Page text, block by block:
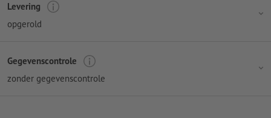
Levering
opgerold
Gegevenscontrole
zonder gegevenscontrole